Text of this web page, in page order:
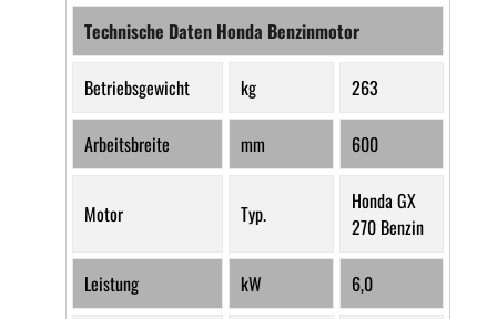
Technische Daten Honda Benzinmotor
Betriebsgewicht kg 263
Arbeitsbreite mm 600
Motor Typ.
Honda GX
270 Benzin
Leistung kW 6,0